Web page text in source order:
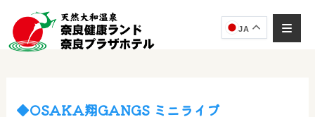
JA
◆OSAKA翔GANGS ミニライブ